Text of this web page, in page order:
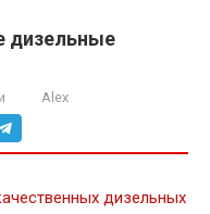
дизельные
Alex
дизельных